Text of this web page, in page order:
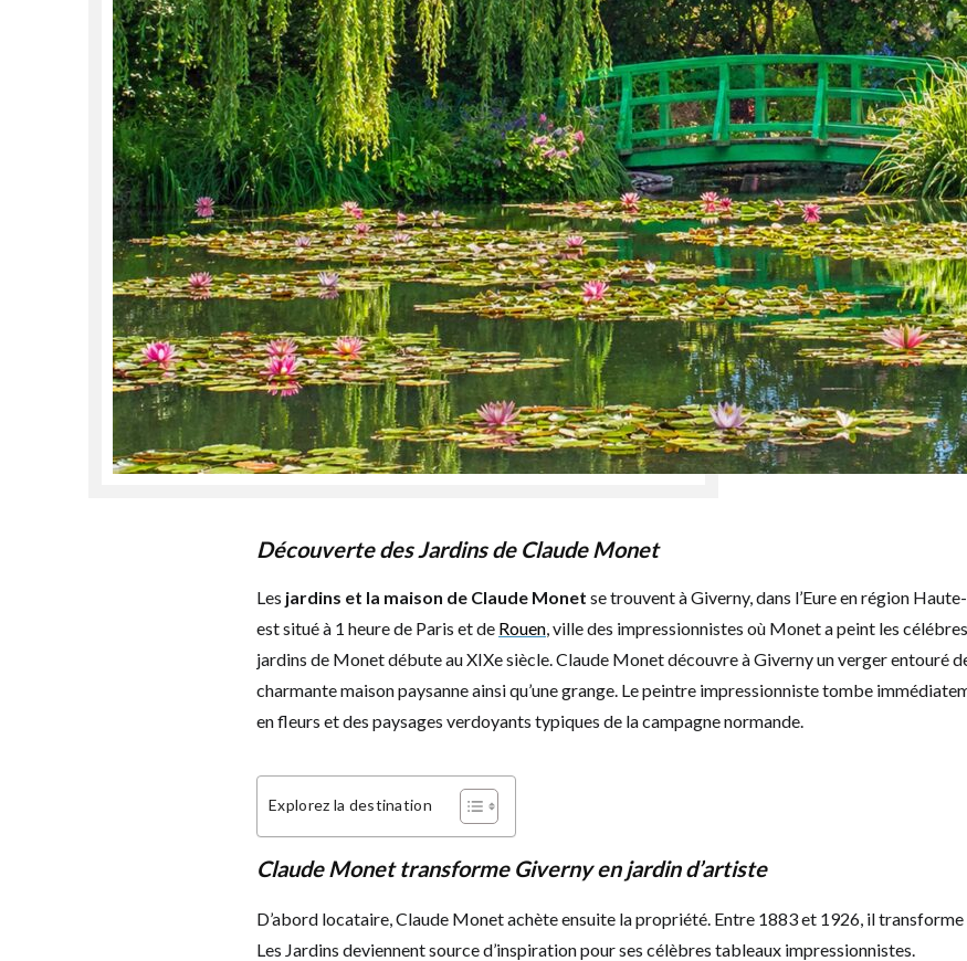
Découverte des Jardins de Claude Monet
Les jardins et la maison de Claude Monet se trouvent à Giverny, dans l’Eure en région
est situé à 1 heure de Paris et de Rouen, ville des impressionnistes où Monet a peint les célébres
jardins de Monet débute au XIXe siècle. Claude Monet découvre à Giverny un verger entouré
charmante maison paysanne ainsi qu’une grange. Le peintre impressionniste tombe
en fleurs et des paysages verdoyants typiques de la campagne normande.
Explorez la destination
Claude Monet transforme Giverny en jardin d’artiste
D’abord locataire, Claude Monet achète ensuite la propriété. Entre 1883 et 1926, il
Les Jardins deviennent source d’inspiration pour ses célèbres tableaux impressionnistes.